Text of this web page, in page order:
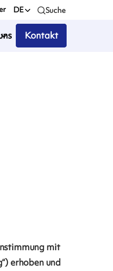
DE Suche
Kontakt
mit
erhoben und